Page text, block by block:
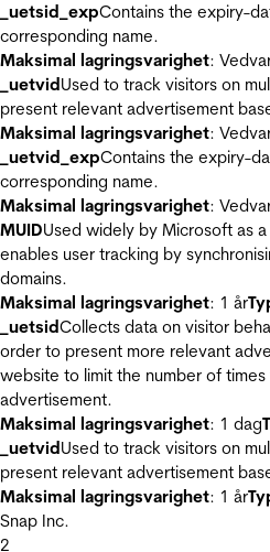
_uetsid_expContains the expiry-
corresponding name.
Maksimal lagringsvarighet:
_uetvidUsed to track visitors on
present relevant advertisement
Maksimal lagringsvarighet:
_uetvid_expContains the expiry-
corresponding name.
Maksimal lagringsvarighet:
MUIDUsed widely by Microsoft as
enables user tracking by
domains.
Maksimal lagringsvarighet: 1 år
_uetsidCollects data on visitor
order to present more relevant
website to limit the number of
advertisement.
Maksimal lagringsvarighet: 1 dag
_uetvidUsed to track visitors on
present relevant advertisement
Maksimal lagringsvarighet: 1 år
Snap Inc.
2